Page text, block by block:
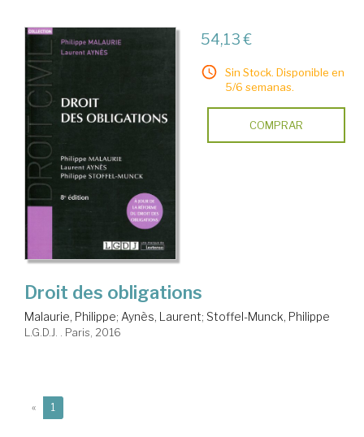
54,13 €
Sin Stock. Disponible en
5/6 semanas.
COMPRAR
Droit des obligations
Malaurie, Philippe; Aynès, Laurent; Stoffel-Munck, Philippe
L.G.D.J. . Paris, 2016
« 1